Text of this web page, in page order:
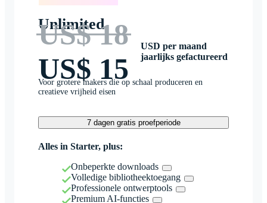
Unlimited
US$ 18
US$ 15
USD per maand
jaarlijks gefactureerd
Voor grotere makers die op schaal produceren en
creatieve vrijheid eisen
7 dagen gratis proefperiode
Alles in Starter, plus:
Onbeperkte downloads
Volledige bibliotheektoegang
Professionele ontwerptools
Premium AI-functies